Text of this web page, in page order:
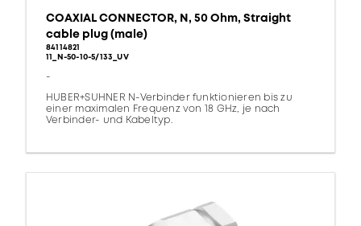
COAXIAL CONNECTOR, N, 50 Ohm, Straight
cable plug (male)
84114821
11_N-50-10-5/133_UV
-
HUBER+SUHNER N-Verbinder funktionieren bis zu
einer maximalen Frequenz von 18 GHz, je nach
Verbinder- und Kabeltyp.